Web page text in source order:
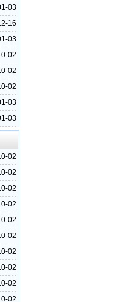
03
16
03
02
02
02
03
03
02
02
02
02
02
02
02
02
02
02